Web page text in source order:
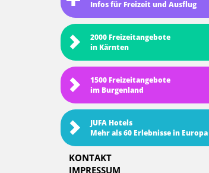
Infos für Freizeit und Ausflug
2000 Freizeitangebote
in Kärnten
1500 Freizeitangebote
im Burgenland
JUFA Hotels
Mehr als 60 Erlebnisse in Europa
KONTAKT
IMPRESSUM